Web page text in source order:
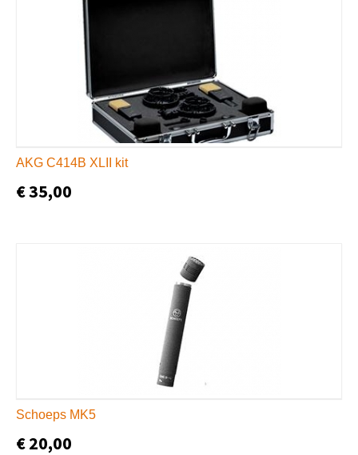
AKG C414B XLII kit
€ 35,00
Schoeps MK5
€ 20,00